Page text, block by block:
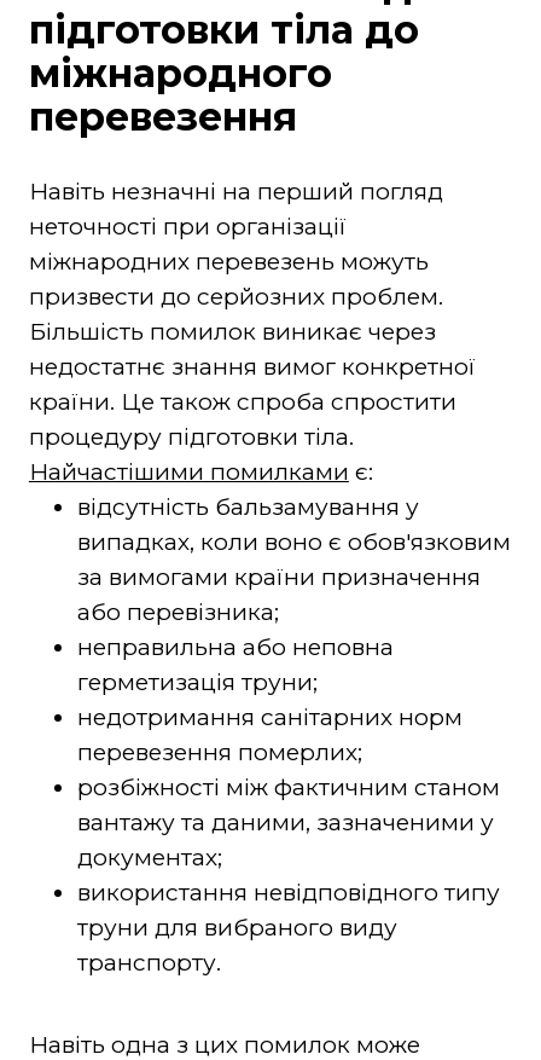
підготовки тіла до
міжнародного
перевезення
Навіть незначні на перший погляд
неточності при організації
міжнародних перевезень можуть
призвести до серйозних проблем.
Більшість помилок виникає через
недостатнє знання вимог конкретної
країни. Це також спроба спростити
процедуру підготовки тіла.
Найчастішими помилками є:
відсутність бальзамування у
випадках, коли воно є обов'язковим
за вимогами країни призначення
або перевізника;
неправильна або неповна
герметизація труни;
недотримання санітарних норм
перевезення померлих;
розбіжності між фактичним станом
вантажу та даними, зазначеними у
документах;
використання невідповідного типу
труни для вибраного виду
транспорту.
Навіть одна з цих помилок може